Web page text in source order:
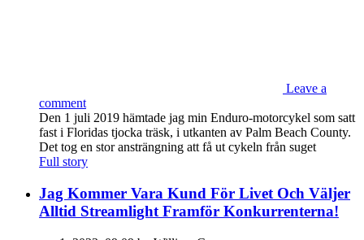
Leave a
comment
Den 1 juli 2019 hämtade jag min Enduro-motorcykel som satt
fast i Floridas tjocka träsk, i utkanten av Palm Beach County.
Det tog en stor ansträngning att få ut cykeln från suget
Full story
Jag Kommer Vara Kund För Livet Och Väljer
Alltid Streamlight Framför Konkurrenterna!